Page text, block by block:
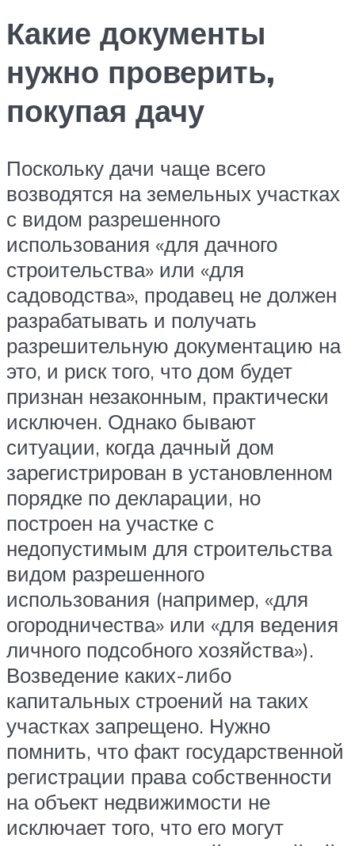
Какие документы
нужно проверить,
покупая дачу
Поскольку дачи чаще всего
возводятся на земельных участках
с видом разрешенного
использования «для дачного
строительства» или «для
садоводства», продавец не должен
разрабатывать и получать
разрешительную документацию на
это, и риск того, что дом будет
признан незаконным, практически
исключен. Однако бывают
ситуации, когда дачный дом
зарегистрирован в установленном
порядке по декларации, но
построен на участке с
недопустимым для строительства
видом разрешенного
использования (например, «для
огородничества» или «для ведения
личного подсобного хозяйства»).
Возведение каких-либо
капитальных строений на таких
участках запрещено. Нужно
помнить, что факт государственной
регистрации права собственности
на объект недвижимости не
исключает того, что его могут